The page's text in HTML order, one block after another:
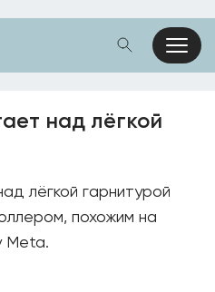
над лёгкой
лёгкой гарнитурой
похожим на
Meta.